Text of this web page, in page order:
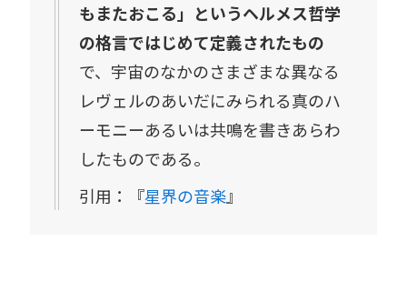
もまたおこる」というヘルメス哲学
の格言ではじめて定義されたもの
で、宇宙のなかのさまざまな異なる
レヴェルのあいだにみられる真のハ
ーモニーあるいは共鳴を書きあらわ
したものである。
引用：『星界の音楽』